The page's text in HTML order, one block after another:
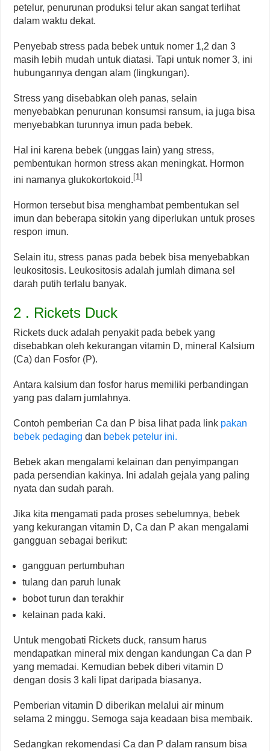
petelur, penurunan produksi telur akan sangat terlihat
dalam waktu dekat.
Penyebab stress pada bebek untuk nomer 1,2 dan 3
masih lebih mudah untuk diatasi. Tapi untuk nomer 3, ini
hubungannya dengan alam (lingkungan).
Stress yang disebabkan oleh panas, selain
menyebabkan penurunan konsumsi ransum, ia juga bisa
menyebabkan turunnya imun pada bebek.
Hal ini karena bebek (unggas lain) yang stress,
pembentukan hormon stress akan meningkat. Hormon
ini namanya glukokortokoid.[1]
Hormon tersebut bisa menghambat pembentukan sel
imun dan beberapa sitokin yang diperlukan untuk proses
respon imun.
Selain itu, stress panas pada bebek bisa menyebabkan
leukositosis. Leukositosis adalah jumlah dimana sel
darah putih terlalu banyak.
2 . Rickets Duck
Rickets duck adalah penyakit pada bebek yang
disebabkan oleh kekurangan vitamin D, mineral Kalsium
(Ca) dan Fosfor (P).
Antara kalsium dan fosfor harus memiliki perbandingan
yang pas dalam jumlahnya.
Contoh pemberian Ca dan P bisa lihat pada link pakan
bebek pedagingdan bebek petelur ini.
Bebek akan mengalami kelainan dan penyimpangan
pada persendian kakinya. Ini adalah gejala yang paling
nyata dan sudah parah.
Jika kita mengamati pada proses sebelumnya, bebek
yang kekurangan vitamin D, Ca dan P akan mengalami
gangguan sebagai berikut:
gangguan pertumbuhan
tulang dan paruh lunak
bobot turun dan terakhir
kelainan pada kaki.
Untuk mengobati Rickets duck, ransum harus
mendapatkan mineral mix dengan kandungan Ca dan P
yang memadai. Kemudian bebek diberi vitamin D
dengan dosis 3 kali lipat daripada biasanya.
Pemberian vitamin D diberikan melalui air minum
selama 2 minggu. Semoga saja keadaan bisa membaik.
Sedangkan rekomendasi Ca dan P dalam ransum bisa